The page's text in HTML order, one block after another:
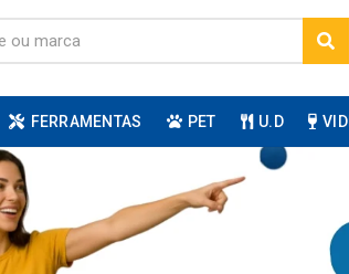
FERRAMENTAS PET U.D